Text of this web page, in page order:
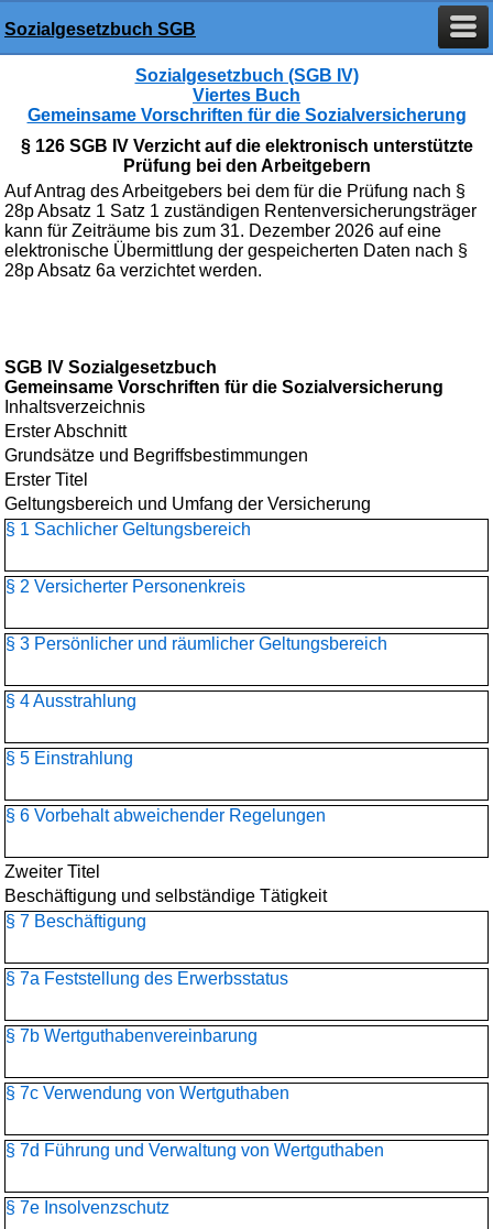
Sozialgesetzbuch SGB
Sozialgesetzbuch (SGB IV)
Viertes Buch
Gemeinsame Vorschriften für die Sozialversicherung
§ 126 SGB IV Verzicht auf die elektronisch unterstützte
Prüfung bei den Arbeitgebern
Auf Antrag des Arbeitgebers bei dem für die Prüfung nach §
28p Absatz 1 Satz 1 zuständigen Rentenversicherungsträger
kann für Zeiträume bis zum 31. Dezember 2026 auf eine
elektronische Übermittlung der gespeicherten Daten nach §
28p Absatz 6a verzichtet werden.
SGB IV Sozialgesetzbuch
Gemeinsame Vorschriften für die Sozialversicherung
Inhaltsverzeichnis
Erster Abschnitt
Grundsätze und Begriffsbestimmungen
Erster Titel
Geltungsbereich und Umfang der Versicherung
§ 1 Sachlicher Geltungsbereich
§ 2 Versicherter Personenkreis
§ 3 Persönlicher und räumlicher Geltungsbereich
§ 4 Ausstrahlung
§ 5 Einstrahlung
§ 6 Vorbehalt abweichender Regelungen
Zweiter Titel
Beschäftigung und selbständige Tätigkeit
§ 7 Beschäftigung
§ 7a Feststellung des Erwerbsstatus
§ 7b Wertguthabenvereinbarung
§ 7c Verwendung von Wertguthaben
§ 7d Führung und Verwaltung von Wertguthaben
§ 7e Insolvenzschutz